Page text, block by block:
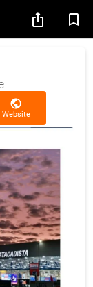
Website